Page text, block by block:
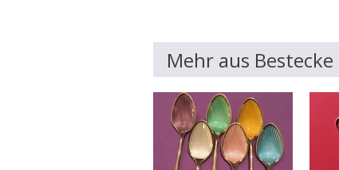
Mehr aus Bestecke